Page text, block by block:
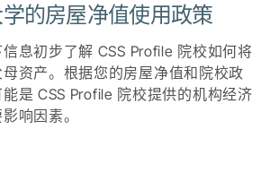
的房屋净值使用政策
息初步了解 CSS Profile 院校如何将
资产。根据您的房屋净值和院校政
是 CSS Profile 院校提供的机构经济
响因素。